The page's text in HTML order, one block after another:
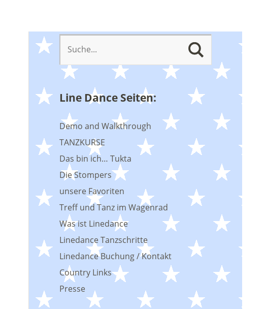
Line Dance Seiten:
Demo and Walkthrough
TANZKURSE
Das bin ich… Tukta
Die Stompers
unsere Favoriten
Treff und Tanz im Wagenrad
Was ist Linedance
Linedance Tanzschritte
Linedance Buchung / Kontakt
Country Links
Presse